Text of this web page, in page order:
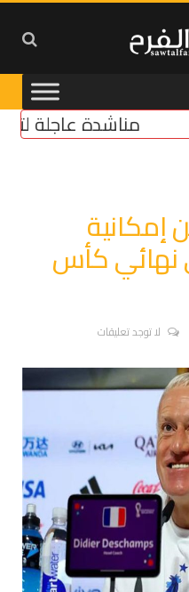
مناشدة عاجلة لتأمين
نهائي كأس
لا توجد تعليقات